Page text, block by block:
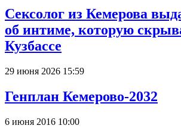
Сексолог из Кемерова
об интиме, которую
Кузбассе
29 июня 2026 15:59
Генплан Кемерово-2032
6 июня 2016 10:00